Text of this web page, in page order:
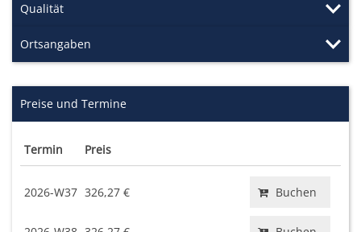
Qualität
Ortsangaben
Preise und Termine
Termin Preis
2026-W37 326,27 € Buchen